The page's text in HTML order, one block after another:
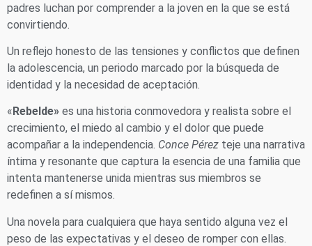
padres luchan por comprender a la joven en la que se está
convirtiendo.
Un reflejo honesto de las tensiones y conflictos que definen
la adolescencia, un periodo marcado por la búsqueda de
identidad y la necesidad de aceptación.
« Rebelde» es una historia conmovedora y realista sobre el
crecimiento, el miedo al cambio y el dolor que puede
acompañar a la independencia. Conce Pérez teje una narrativa
íntima y resonante que captura la esencia de una familia que
intenta mantenerse unida mientras sus miembros se
redefinen a sí mismos.
Una novela para cualquiera que haya sentido alguna vez el
peso de las expectativas y el deseo de romper con ellas.